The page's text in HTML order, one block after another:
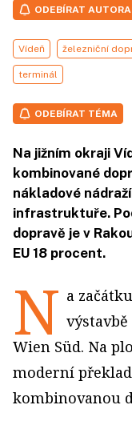
ODEBÍRAT AUTORA
Vídeň železniční
terminál
ODEBÍRAT TÉMA
Na jižním okraji
kombinované
nákladové
infrastruktuře.
dopravě je v
EU 18 procent.
N a
Wien Süd. Na
moderní
kombinovanou